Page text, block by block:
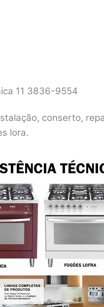
11 3836-9554
conserto,
lora.